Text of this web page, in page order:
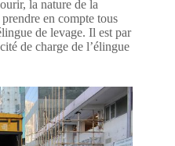
la nature de la
en compte tous
de levage. Il est par
de charge de l’élingue